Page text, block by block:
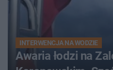
INTERWENCJA NA WODZIE
Awaria łodzi na